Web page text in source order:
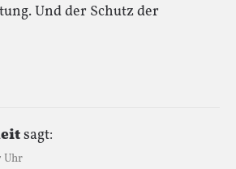
Und der Schutz der
sagt:
Uhr